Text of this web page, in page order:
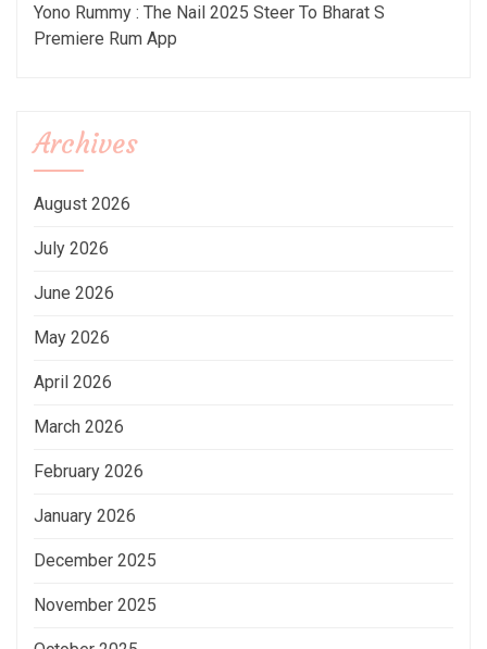
Yono Rummy : The Nail 2025 Steer To Bharat S
Premiere Rum App
Archives
August 2026
July 2026
June 2026
May 2026
April 2026
March 2026
February 2026
January 2026
December 2025
November 2025